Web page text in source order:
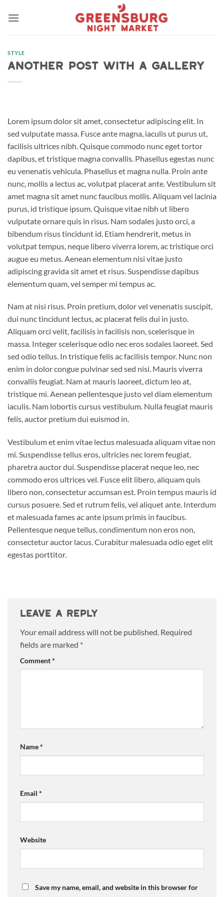
STYLE
Another post with A Gallery
Lorem ipsum dolor sit amet, consectetur adipiscing elit. In
sed vulputate massa. Fusce ante magna, iaculis ut purus ut,
facilisis ultrices nibh. Quisque commodo nunc eget tortor
dapibus, et tristique magna convallis. Phasellus egestas nunc
eu venenatis vehicula. Phasellus et magna nulla. Proin ante
nunc, mollis a lectus ac, volutpat placerat ante. Vestibulum sit
amet magna sit amet nunc faucibus mollis. Aliquam vel lacinia
purus, id tristique ipsum. Quisque vitae nibh ut libero
vulputate ornare quis in risus. Nam sodales justo orci, a
bibendum risus tincidunt id. Etiam hendrerit, metus in
volutpat tempus, neque libero viverra lorem, ac tristique orci
augue eu metus. Aenean elementum nisi vitae justo
adipiscing gravida sit amet et risus. Suspendisse dapibus
elementum quam, vel semper mi tempus ac.
Nam at nisi risus. Proin pretium, dolor vel venenatis suscipit,
dui nunc tincidunt lectus, ac placerat felis dui in justo.
Aliquam orci velit, facilisis in facilisis non, scelerisque in
massa. Integer scelerisque odio nec eros sodales laoreet. Sed
sed odio tellus. In tristique felis ac facilisis tempor. Nunc non
enim in dolor congue pulvinar sed sed nisi. Mauris viverra
convallis feugiat. Nam at mauris laoreet, dictum leo at,
tristique mi. Aenean pellentesque justo vel diam elementum
iaculis. Nam lobortis cursus vestibulum. Nulla feugiat mauris
felis, auctor pretium dui euismod in.
Vestibulum et enim vitae lectus malesuada aliquam vitae non
mi. Suspendisse tellus eros, ultricies nec lorem feugiat,
pharetra auctor dui. Suspendisse placerat neque leo, nec
commodo eros ultrices vel. Fusce elit libero, aliquam quis
libero non, consectetur accumsan est. Proin tempus mauris id
cursus posuere. Sed et rutrum felis, vel aliquet ante. Interdum
et malesuada fames ac ante ipsum primis in faucibus.
Pellentesque neque tellus, condimentum non eros non,
consectetur auctor lacus. Curabitur malesuada odio eget elit
egestas porttitor.
Leave a Reply
Your email address will not be published. Required
fields are marked *
Comment*
Name*
Email *
Website
Save my name, email, and website in this browser for